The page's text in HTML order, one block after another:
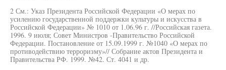
2 См.: Указ Президента Российской Федерации «О мерах по
усилению государственной поддержки культуры и искусства в
Российской Федерации» № 1010 от 1.06.96 г. //Российская газета.
1996. 9 июля; Совет Министров -Правительство Российской
Федерации. Постановление от 15.09.1999 г. №1040 «О мерах по
противодействию терроризму»// Собрание актов Президента и
Правительства РФ. 1999. №42. Ст. 4041 и др.